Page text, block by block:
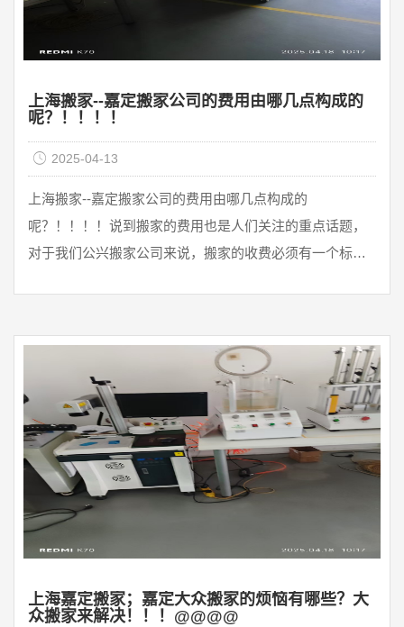
上海搬家--嘉定搬家公司的费用由哪几点构成的
呢？！！！！
2025-04-13
上海搬家--嘉定搬家公司的费用由哪几点构成的
呢？！！！！说到搬家的费用也是人们关注的重点话题，
对于我们公兴搬家公司来说，搬家的收费必须有一个标
诉你搬家的费用是如何构成的。1.不同物品的数量不同收
费也不同搬运的物品肯定和我们的价格有很大关系。正常
情况下，物品越多搬家的价格也越高。二、楼层费、距离
费也与费用有关系搬运距离与价格有关。电梯更重要。例
如，如果你把 ...
上海嘉定搬家；嘉定大众搬家的烦恼有哪些？大
众搬家来解决！！！@@@@